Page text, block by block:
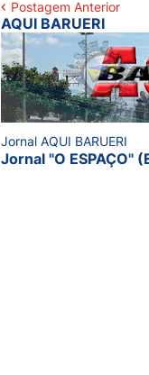
Postagem Anterior
AQUI BARUERI
Jornal AQUI BARUERI
Jornal "O ESPAÇO"